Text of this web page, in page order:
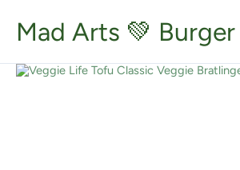
Inhalt
springen
Mad Arts 💚 Burger